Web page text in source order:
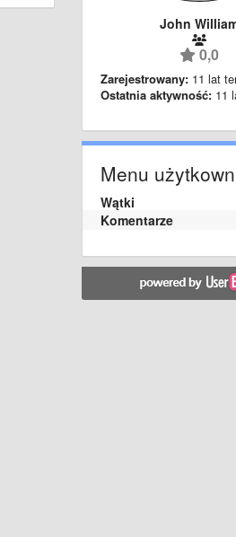
John
0,0
Zarejestrowany: 11 lat
Ostatnia aktywność: 11
Menu
Wątki
Komentarze